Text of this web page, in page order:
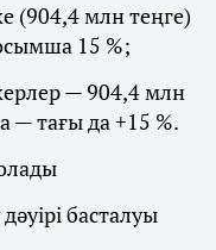
(904,4 млн теңге)
15 %;
— 904,4 млн
— тағы да +15 %.
басталуы